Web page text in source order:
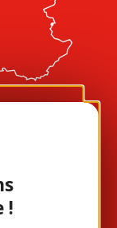
!